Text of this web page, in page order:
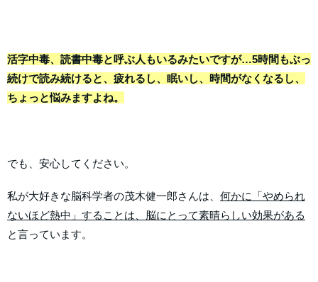
活字中毒、読書中毒と呼ぶ人もいるみたいですが…5時間もぶっ
続けで読み続けると、疲れるし、眠いし、時間がなくなるし、
ちょっと悩みますよね。
でも、安心してください。
私が大好きな脳科学者の茂木健一郎さんは、 何かに「やめられ
ないほど熱中」することは、脳にとって素晴らしい効果がある
と言っています。